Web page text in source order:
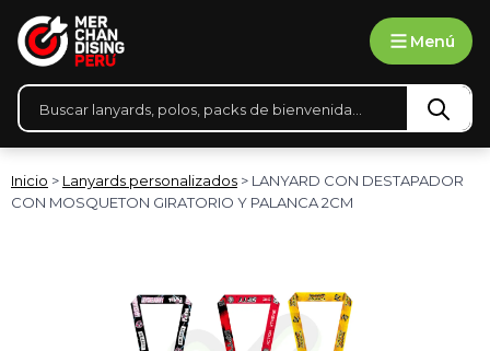
Menú
Búsqueda
Inicio > Lanyards personalizados > LANYARD CON DESTAPADOR
CON MOSQUETON GIRATORIO Y PALANCA 2CM